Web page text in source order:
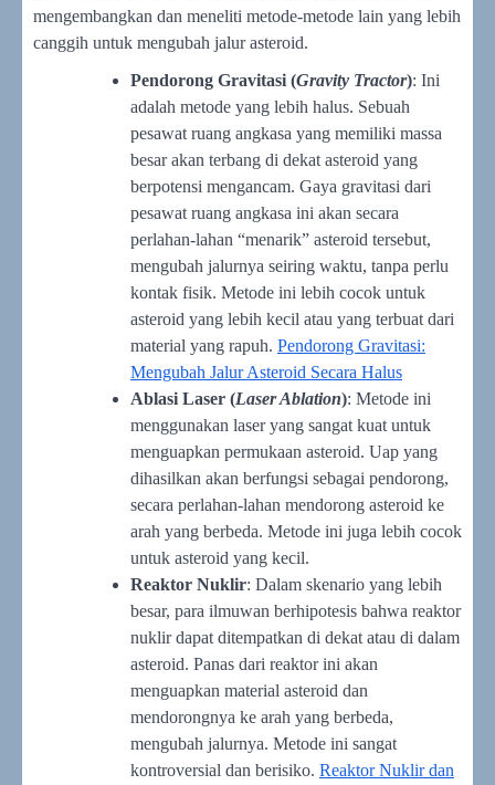
mengembangkan dan meneliti metode-metode lain yang lebih
canggih untuk mengubah jalur asteroid.
Pendorong Gravitasi (Gravity Tractor): Ini
adalah metode yang lebih halus. Sebuah
pesawat ruang angkasa yang memiliki massa
besar akan terbang di dekat asteroid yang
berpotensi mengancam. Gaya gravitasi dari
pesawat ruang angkasa ini akan secara
perlahan-lahan “menarik” asteroid tersebut,
mengubah jalurnya seiring waktu, tanpa perlu
kontak fisik. Metode ini lebih cocok untuk
asteroid yang lebih kecil atau yang terbuat dari
material yang rapuh. Pendorong Gravitasi:
Mengubah Jalur Asteroid Secara Halus
Ablasi Laser (Laser Ablation): Metode ini
menggunakan laser yang sangat kuat untuk
menguapkan permukaan asteroid. Uap yang
dihasilkan akan berfungsi sebagai pendorong,
secara perlahan-lahan mendorong asteroid ke
arah yang berbeda. Metode ini juga lebih cocok
untuk asteroid yang kecil.
Reaktor Nuklir: Dalam skenario yang lebih
besar, para ilmuwan berhipotesis bahwa reaktor
nuklir dapat ditempatkan di dekat atau di dalam
asteroid. Panas dari reaktor ini akan
menguapkan material asteroid dan
mendorongnya ke arah yang berbeda,
mengubah jalurnya. Metode ini sangat
kontroversial dan berisiko. Reaktor Nuklir dan